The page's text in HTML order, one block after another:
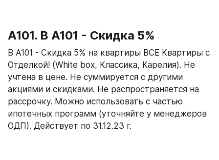
А101. В А101 - Скидка 5%
В А101 - Скидка 5% на квартиры ВСЕ Квартиры с
Отделкой! (White box, Классика, Карелия). Не
учтена в цене. Не суммируется с другими
акциями и скидками. Не распространяется на
рассрочку. Можно использовать с частью
ипотечных программ (уточняйте у менеджеров
ОДП). Действует по 31.12.23 г.